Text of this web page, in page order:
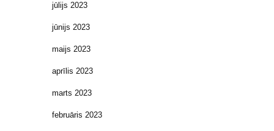
jūlijs 2023
jūnijs 2023
maijs 2023
aprīlis 2023
marts 2023
februāris 2023